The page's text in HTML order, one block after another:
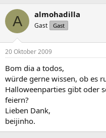
s
t
e
l
e
t
e
l
m
A almohadilla
Gast Gast
20 Oktober 2009
Bom dia a todos,
würde gerne wissen, ob es
Halloweenparties gibt oder
feiern?
Lieben Dank,
beijinho.